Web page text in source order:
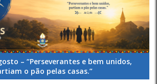
– “Perseverantes e bem unidos,
o pão pelas casas.”